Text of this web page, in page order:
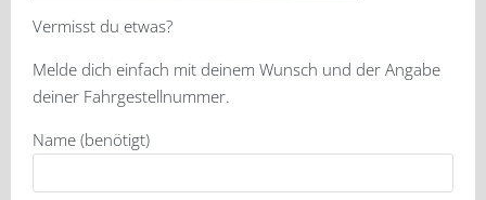
Vermisst du etwas?
Melde dich einfach mit deinem Wunsch und der Angabe
deiner Fahrgestellnummer.
Name (benötigt)